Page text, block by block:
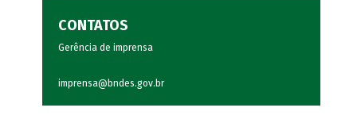
CONTATOS
Gerência de imprensa
imprensa@bndes.gov.br